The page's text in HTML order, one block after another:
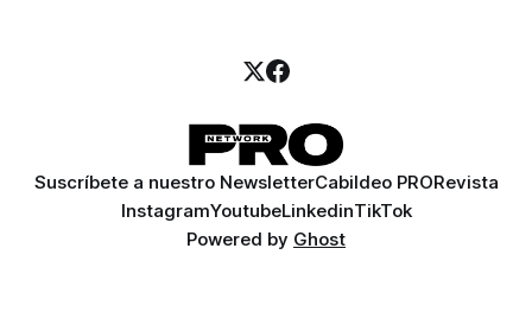
Suscríbete a nuestro NewsletterCabildeo PRORevista
InstagramYoutubeLinkedinTikTok
Powered by Ghost